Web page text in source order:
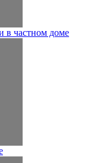
в частном доме